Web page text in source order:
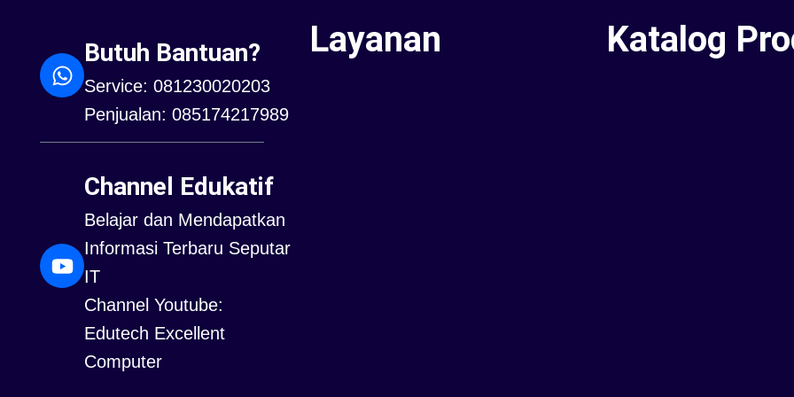
Butuh Bantuan?
Service: 081230020203
Penjualan: 085174217989
Channel Edukatif
Belajar dan Mendapatkan
Informasi Terbaru Seputar
IT
Channel Youtube:
Edutech Excellent
Computer
Layanan Katalog